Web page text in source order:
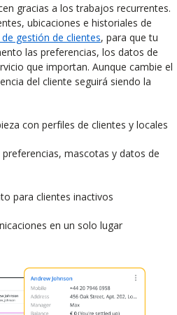
gracias a los trabajos recurrentes.
ubicaciones e historiales de
gestión de clientes, para que tu
las preferencias, los datos de
que importan. Aunque cambie el
del cliente seguirá siendo la
con perfiles de clientes y locales
mascotas y datos de
para clientes inactivos
en un solo lugar